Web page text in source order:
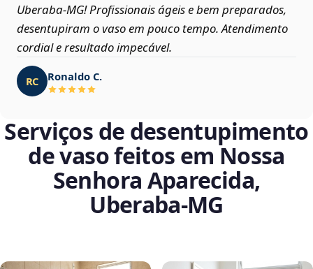
Uberaba‑MG! Profissionais ágeis e bem preparados,
desentupiram o vaso em pouco tempo. Atendimento
cordial e resultado impecável.
RC Ronaldo C.
Serviços de desentupimento
de vaso feitos em Nossa
Senhora Aparecida,
Uberaba‑MG